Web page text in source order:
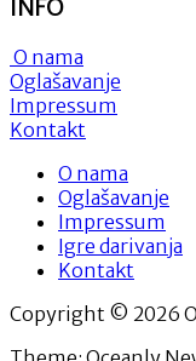
INFO
O nama
Oglašavanje
Impressum
Kontakt
O nama
Oglašavanje
Impressum
Igre darivanja
Kontakt
Copyright © 2026